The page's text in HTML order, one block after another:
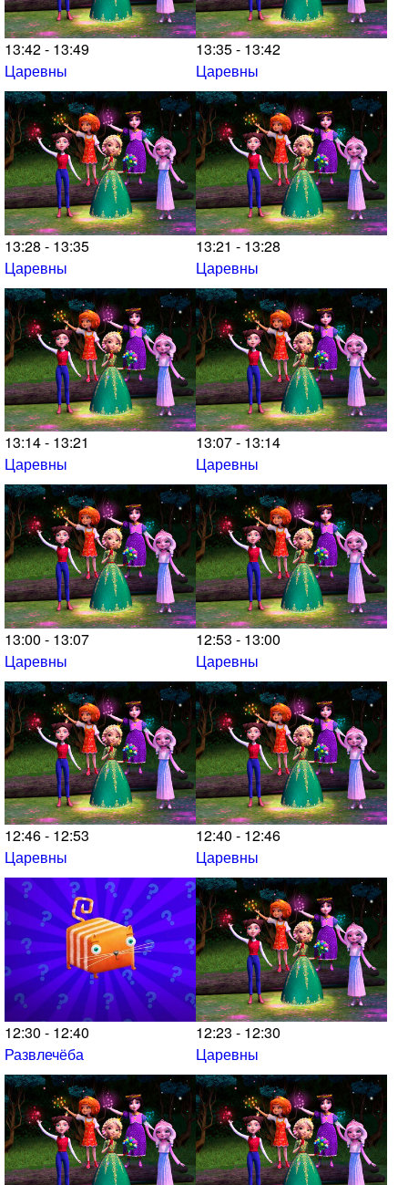
13:42 - 13:49
Царевны
13:35 - 13:42
Царевны
13:28 - 13:35
Царевны
13:21 - 13:28
Царевны
13:14 - 13:21
Царевны
13:07 - 13:14
Царевны
13:00 - 13:07
Царевны
12:53 - 13:00
Царевны
12:46 - 12:53
Царевны
12:40 - 12:46
Царевны
12:30 - 12:40
Развлечёба
12:23 - 12:30
Царевны